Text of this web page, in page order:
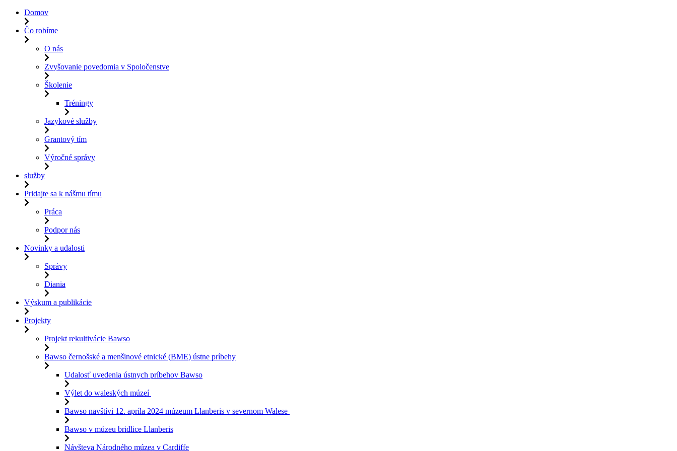
Domov
Čo robíme
O nás
Zvyšovanie povedomia v Spoločenstve
Školenie
Tréningy
Jazykové služby
Grantový tím
Výročné správy
služby
Pridajte sa k nášmu tímu
Práca
Podpor nás
Novinky a udalosti
Správy
Diania
Výskum a publikácie
Projekty
Projekt rekultivácie Bawso
Bawso černošské a menšinové etnické (BME) ústne príbehy
Udalosť uvedenia ústnych príbehov Bawso
Výlet do waleských múzeí
Bawso navštívi 12. apríla 2024 múzeum Llanberis v severnom Walese
Bawso v múzeu bridlice Llanberis
Návšteva Národného múzea v Cardiffe